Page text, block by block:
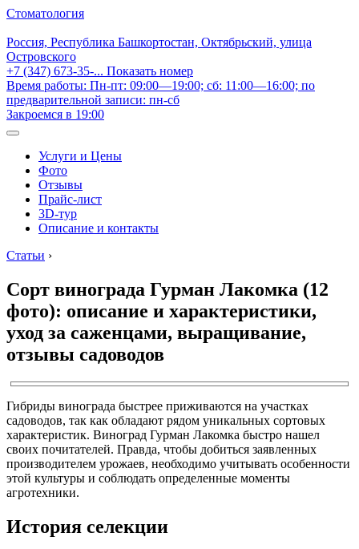
Стоматология
Россия, Республика Башкортостан, Октябрьский, улица
Островского
+7 (347) 673-35-... Показать номер
Время работы: Пн-пт: 09:00—19:00; сб: 11:00—16:00; по
предварительной записи: пн-сб
Закроемся в 19:00
Услуги и Цены
Фото
Отзывы
Прайс-лист
3D-тур
Описание и контакты
Статьи ›
Сорт винограда Гурман Лакомка (12
фото): описание и характеристики,
уход за саженцами, выращивание,
отзывы садоводов
Гибриды винограда быстрее приживаются на участках
садоводов, так как обладают рядом уникальных сортовых
характеристик. Виноград Гурман Лакомка быстро нашел
своих почитателей. Правда, чтобы добиться заявленных
производителем урожаев, необходимо учитывать особенности
этой культуры и соблюдать определенные моменты
агротехники.
История селекции